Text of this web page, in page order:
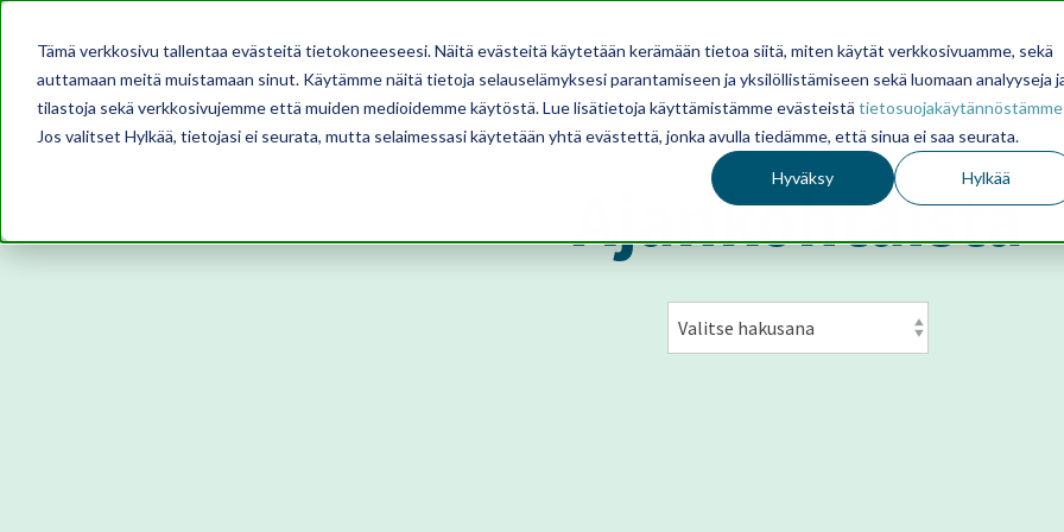
Tämä verkkosivu tallentaa evästeitä tietokoneeseesi. Näitä evästeitä käytetään kerämään tietoa siitä, miten käytät verkkosivuamme, sekä
auttamaan meitä muistamaan sinut. Käytämme näitä tietoja selauselämyksesi parantamiseen ja yksilöllistämiseen sekä luomaan analyyseja
tilastoja sekä verkkosivujemme että muiden medioidemme käytöstä. Lue lisätietoja käyttämistämme evästeistä tietosuojakäytännöstämme
Jos valitset Hylkää, tietojasi ei seurata, mutta selaimessasi käytetään yhtä evästettä, jonka avulla tiedämme, että sinua ei saa seurata.
Hyväksy Hylkää
Ajankohtaista